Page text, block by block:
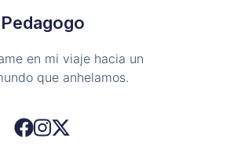
Pedagogo
en mi viaje hacia un
que anhelamos.